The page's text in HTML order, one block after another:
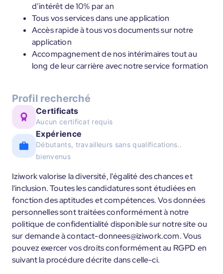
d’intérêt de 10% par an
Tous vos services dans une application
Accès rapide à tous vos documents sur notre
application
Accompagnement de nos intérimaires tout au
long de leur carrière avec notre service formation
Profil recherché
Certificats
Aucun certificat requis
Expérience
Débutants, travailleurs sans qualifications..
bienvenus
Iziwork valorise la diversité, l'égalité des chances et
l'inclusion. Toutes les candidatures sont étudiées en
fonction des aptitudes et compétences. Vos données
personnelles sont traitées conformément à notre
politique de confidentialité disponible sur notre site ou
sur demande à contact-donnees@iziwork.com. Vous
pouvez exercer vos droits conformément au RGPD en
suivant la procédure décrite dans celle-ci.